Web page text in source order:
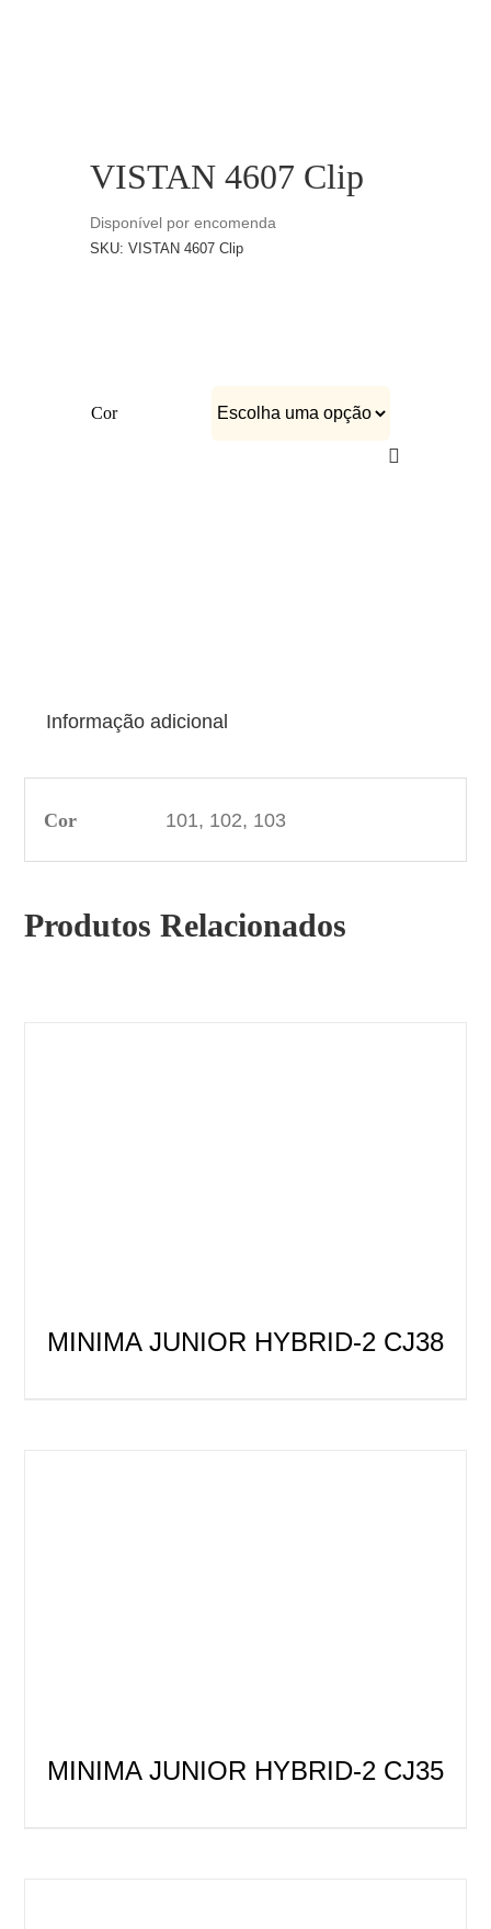
VISTAN 4607 Clip
Disponível por encomenda
SKU:VISTAN 4607 Clip
Cor
Informação adicional
Cor 101, 102, 103
Produtos Relacionados
MINIMA JUNIOR HYBRID-2 CJ38
MINIMA JUNIOR HYBRID-2 CJ35